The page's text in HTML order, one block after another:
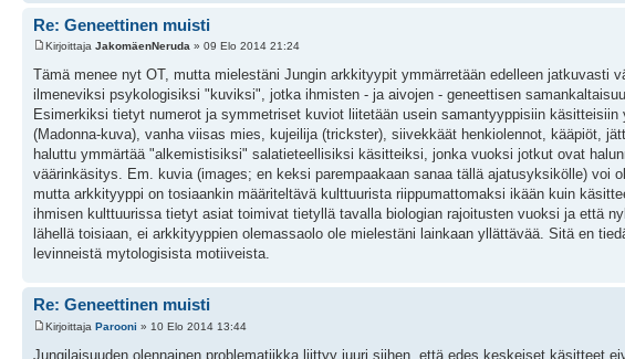
Re: Geneettinen muisti
Kirjoittaja JakomäenNeruda » 09 Elo 2014 21:24
Tämä menee nyt OT, mutta mielestäni Jungin arkkityypit ymmärretään edelleen
ilmeneviksi psykologisiksi "kuviksi", jotka ihmisten - ja aivojen - geneettisen
Esimerkiksi tietyt numerot ja symmetriset kuviot liitetään usein samantyyppisiin
(Madonna-kuva), vanha viisas mies, kujeilija (trickster), siivekkäät henkiolennot, kääpiöt,
haluttu ymmärtää "alkemistisiksi" salatieteellisiksi käsitteiksi, jonka vuoksi jotkut ovat
väärinkäsitys. Em. kuvia (images; en keksi parempaakaan sanaa tällä ajatusyksikölle)
mutta arkkityyppi on tosiaankin määriteltävä kulttuurista riippumattomaksi ikään kuin
ihmisen kulttuurissa tietyt asiat toimivat tietyllä tavalla biologian rajoitusten vuoksi ja että
lähellä toisiaan, ei arkkityyppien olemassaolo ole mielestäni lainkaan yllättävää. Sitä en
levinneistä mytologisista motiiveista.
Re: Geneettinen muisti
Kirjoittaja Parooni » 10 Elo 2014 13:44
Jungilaisuuden olennainen problematiikka liittyy juuri siihen, että edes keskeiset käsitteet